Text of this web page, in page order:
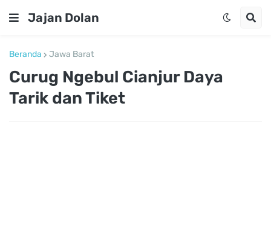
Jajan Dolan
Beranda Jawa Barat
Curug Ngebul Cianjur Daya
Tarik dan Tiket